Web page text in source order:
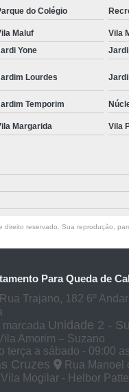
do Colégio
Maluf Vila
Yone
Lourdes
Temporim
Margarida Vila
reservado. Sua reprodução,
Para Queda de
Rua Trajano, 182 6º
Unidade 2 -
Amorim – Suzano
terça a sábado - 09:00
Cruzes
Rua Manoel
Mogilar - Helbor